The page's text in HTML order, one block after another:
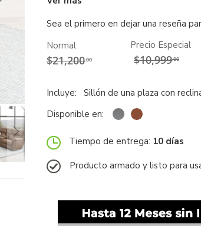
Sea el primero en dejar una reseña
Normal
$21,200.00
Precio Especial
$10,999.00
Incluye:
Sillón de una plaza con
Disponible en:
Tiempo de entrega: 10 días
Producto armado y listo para